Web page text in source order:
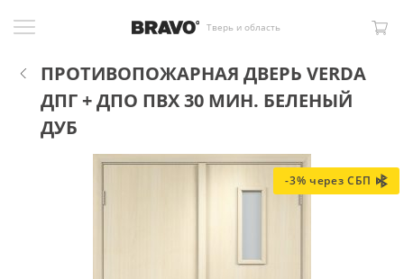
Тверь и область
ПРОТИВОПОЖАРНАЯ ДВЕРЬ VERDA
ДПГ + ДПО ПВХ 30 МИН. БЕЛЕНЫЙ
ДУБ
-3% через СБП